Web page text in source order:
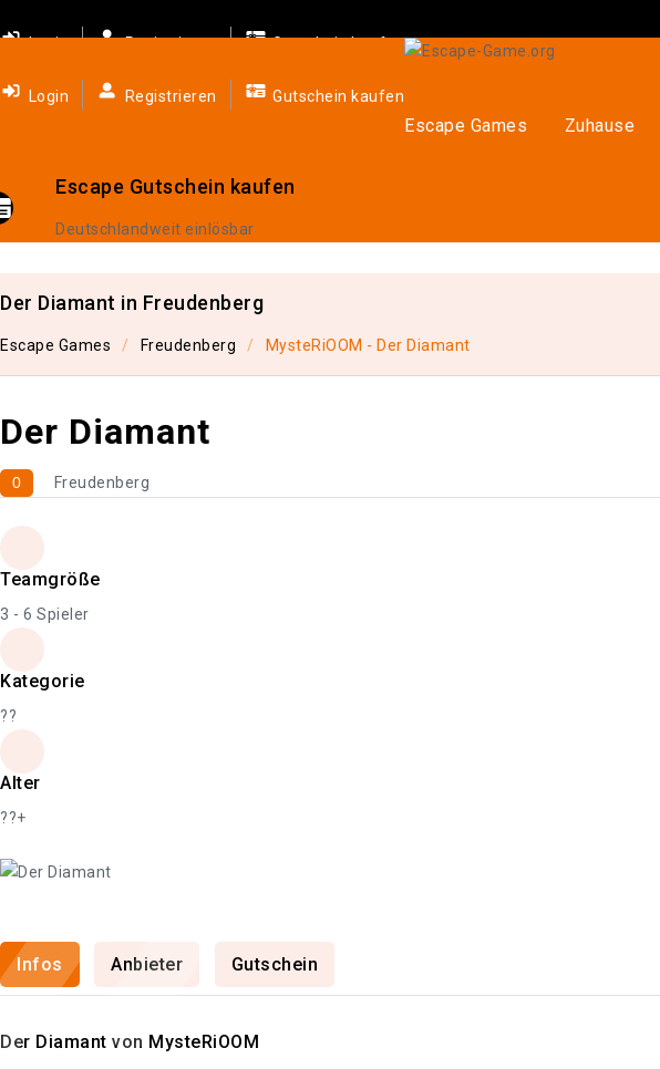
Login Registrieren Gutschein kaufen
Login Registrieren Gutschein kaufen
Escape Games Zuhause
Escape Gutschein kaufen
Deutschlandweit einlösbar
Der Diamant in Freudenberg
Escape Games Freudenberg MysteRiOOM - Der Diamant
Der Diamant
0 Freudenberg
Teamgröße
3 - 6 Spieler
Kategorie
??
Alter
??+
Infos Anbieter Gutschein
Der Diamant von MysteRiOOM